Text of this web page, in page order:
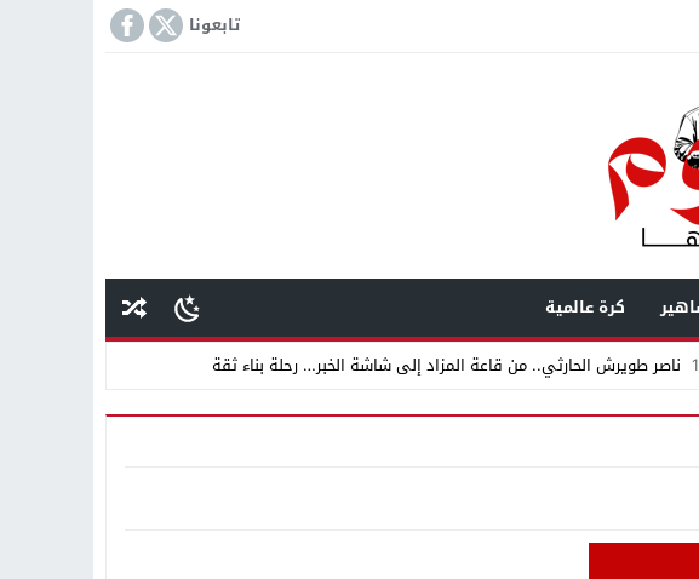
تابعونا
كرة عالمية
ناصر طويرش الحارثي.. من قاعة المزاد إلى شاشة الخبر… رحلة بناء ثقة
بمساعدة شخصيات دينية سودانية
فى مغاغة